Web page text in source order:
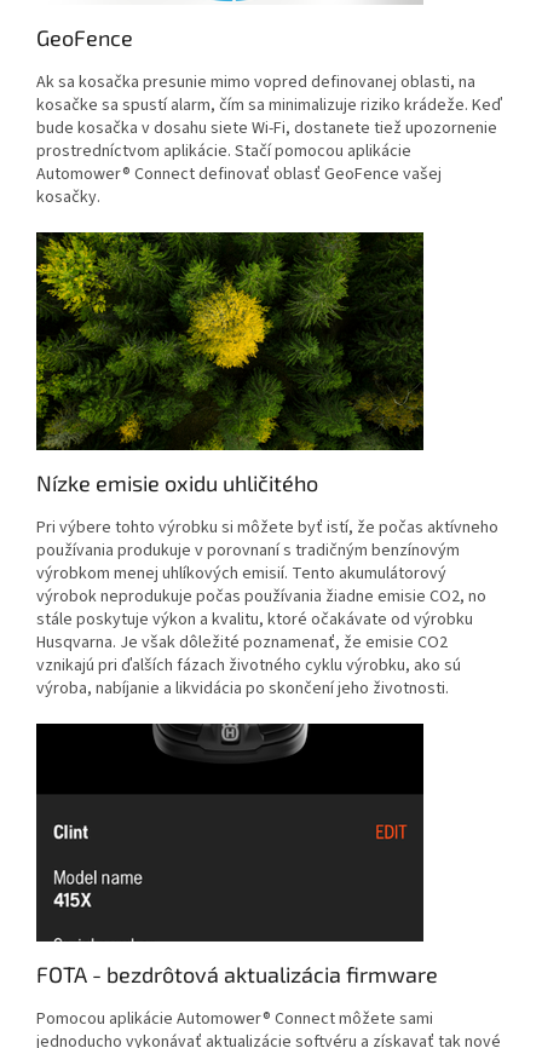
GeoFence
Ak sa kosačka presunie mimo vopred definovanej oblasti, na
kosačke sa spustí alarm, čím sa minimalizuje riziko krádeže. Keď
bude kosačka v dosahu siete Wi-Fi, dostanete tiež upozornenie
prostredníctvom aplikácie. Stačí pomocou aplikácie
Automower® Connect definovať oblasť GeoFence vašej
kosačky.
Nízke emisie oxidu uhličitého
Pri výbere tohto výrobku si môžete byť istí, že počas aktívneho
používania produkuje v porovnaní s tradičným benzínovým
výrobkom menej uhlíkových emisií. Tento akumulátorový
výrobok neprodukuje počas používania žiadne emisie CO2, no
stále poskytuje výkon a kvalitu, ktoré očakávate od výrobku
Husqvarna. Je však dôležité poznamenať, že emisie CO2
vznikajú pri ďalších fázach životného cyklu výrobku, ako sú
výroba, nabíjanie a likvidácia po skončení jeho životnosti.
FOTA - bezdrôtová aktualizácia firmware
Pomocou aplikácie Automower® Connect môžete sami
jednoducho vykonávať aktualizácie softvéru a získavať tak nové